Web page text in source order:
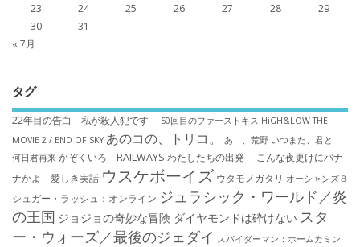
23
24 25 26 27 28
29
30
31
« 7月
タグ
22年目の告白―私が殺人犯です― 50回目のファーストキス HiGH&LOW THE
MOVIE 2 / END OF SKY あのコの、トリコ。 あゝ、荒野 いつまた、君と
何日君再来 かぞくいろ―RAILWAYS わたしたちの出発― こんな夜更けにバナ
ナかよ 愛しき実話 ウスケボーイズ ウタモノガタリ オーシャンズ８
シュガー・ラッシュ：オ​ンライン ジュラシック・ワールド／炎
の王国 ジョジョの奇妙な冒険 ダイヤモンドは砕けない スタ
ー・ウォーズ／最後のジェダイ スパイダーマン：ホームカミン